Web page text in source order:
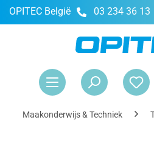
OPITEC België 03 234 36 13
Maakonderwijs & Techniek